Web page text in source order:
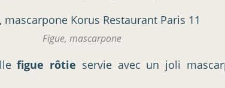
Figue, mascarpone
figue rôtie servie avec un joli